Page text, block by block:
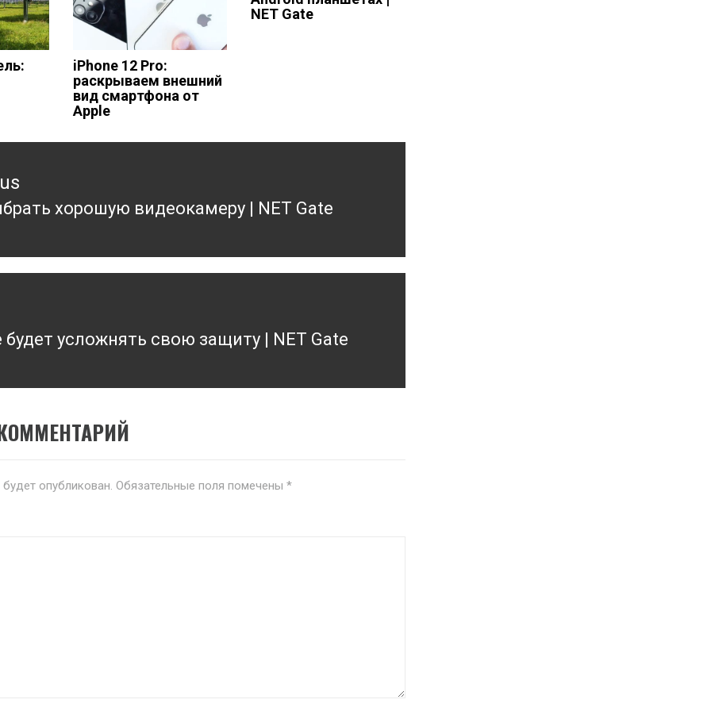
iPhone 12 Pro:
раскрываем внешний
вид смартфона от
Apple
NET Gate
хорошую видеокамеру | NET Gate
будет усложнять свою защиту | NET Gate
опубликован. Обязательные поля помечены *